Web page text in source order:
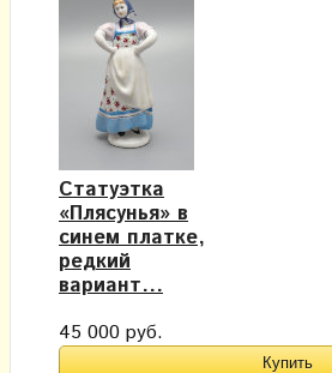
Статуэтка
«Плясунья» в
синем платке,
редкий
вариант...
45 000 руб.